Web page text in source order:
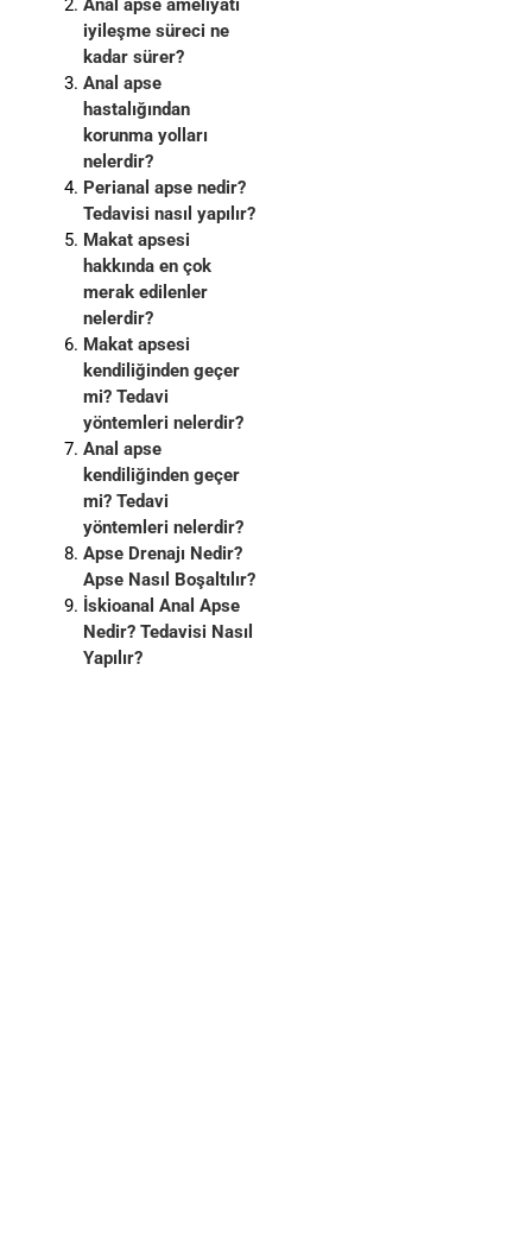
Anal apse ameliyatı
iyileşme süreci ne
kadar sürer?
Anal apse
hastalığından
korunma yolları
nelerdir?
Perianal apse nedir?
Tedavisi nasıl yapılır?
Makat apsesi
hakkında en çok
merak edilenler
nelerdir?
Makat apsesi
kendiliğinden geçer
mi? Tedavi
yöntemleri nelerdir?
Anal apse
kendiliğinden geçer
mi? Tedavi
yöntemleri nelerdir?
Apse Drenajı Nedir?
Apse Nasıl Boşaltılır?
İskioanal Anal Apse
Nedir? Tedavisi Nasıl
Yapılır?